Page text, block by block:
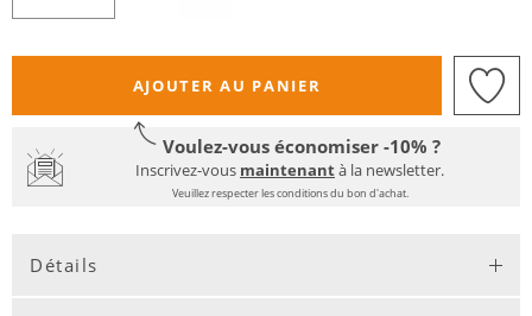
AJOUTER AU PANIER
Voulez-vous économiser -10% ?
Inscrivez-vous maintenantà la newsletter.
Veuillez respecter les conditions du bon d'achat.
Détails